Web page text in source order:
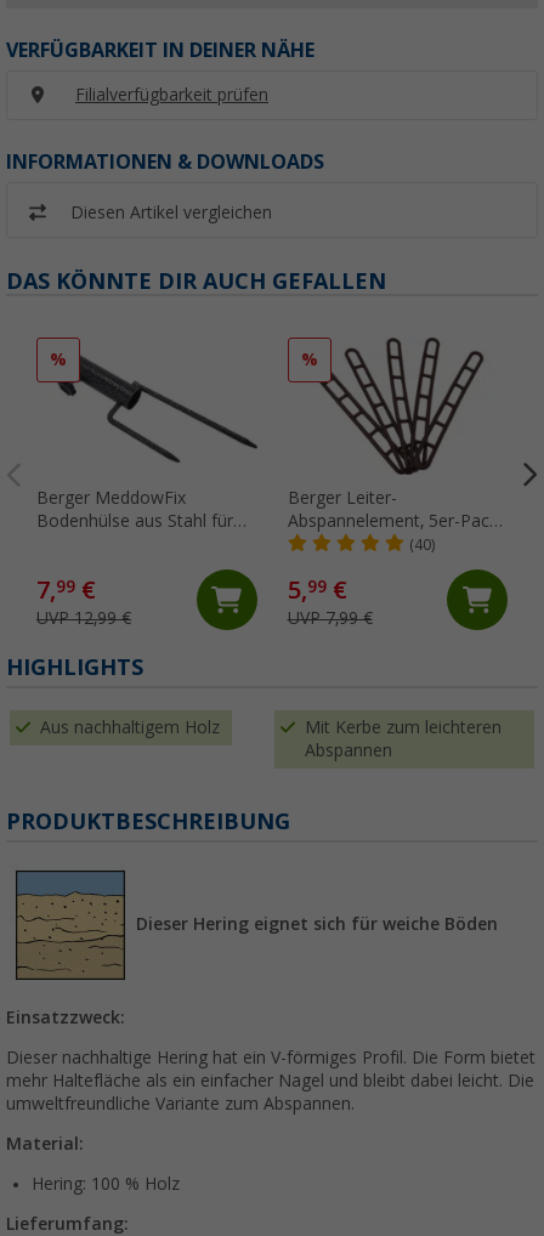
VERFÜGBARKEIT IN DEINER NÄHE
Filialverfügbarkeit prüfen
INFORMATIONEN & DOWNLOADS
Diesen Artikel vergleichen
DAS KÖNNTE DIR AUCH GEFALLEN
%
Berger MeddowFix
Bodenhülse aus Stahl für
7,99 €
UVP 12,99 €
%
Berger Leiter-
Abspannelement, 5er-Pack
Braun
(40)
5,99€
UVP 7,99 €
HIGHLIGHTS
Aus nachhaltigem Holz
Mit Kerbe zum leichteren
Abspannen
PRODUKTBESCHREIBUNG
Dieser Hering eignet sich für weiche Böden
Einsatzzweck:
Dieser nachhaltige Hering hat ein V-förmiges Profil. Die Form bietet
mehr Haltefläche als ein einfacher Nagel und bleibt dabei leicht. Die
umweltfreundliche Variante zum Abspannen.
Material:
Hering: 100 % Holz
Lieferumfang: